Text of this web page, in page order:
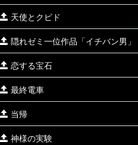
天使とクピド
隠れゼミ一位作品「イチバン男」
恋する宝石
最終電車
当帰
神様の実験